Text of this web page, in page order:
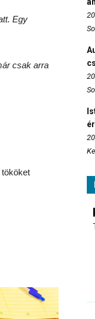
Egy
csak arra